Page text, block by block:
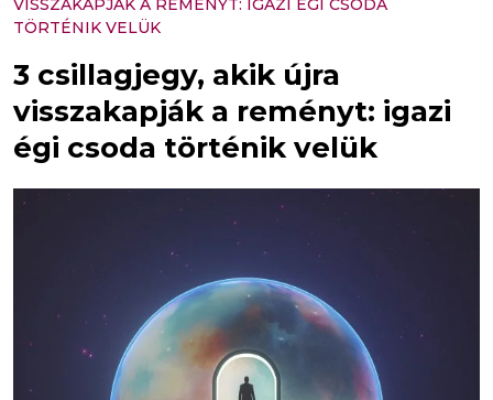
VISSZAKAPJÁK A REMÉNYT: IGAZI ÉGI CSODA
TÖRTÉNIK VELÜK
3 csillagjegy, akik újra
visszakapják a reményt: igazi
égi csoda történik velük